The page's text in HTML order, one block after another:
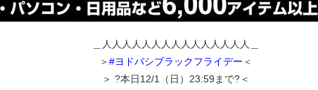
＿人人人人人人人人人人人人人人人＿
＞#ヨドバシブラックフライデー ＜
＞ ?本日12/1（日）23:59まで?＜